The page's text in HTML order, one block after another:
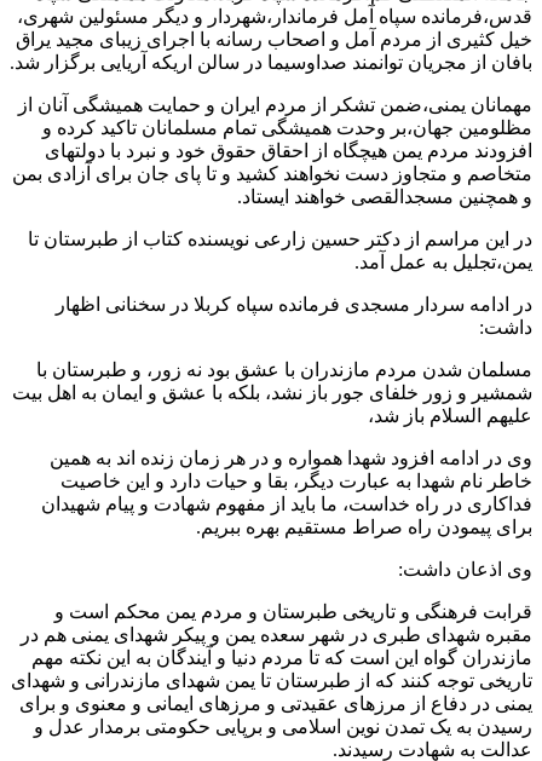
قدس،فرمانده سپاه آمل فرماندار،شهردار و دیگر مسئولین شهری،
خیل کثیری از مردم آمل و اصحاب رسانه با اجرای زیبای مجید یراق
بافان از مجریان توانمند صداوسیما در سالن اریکه آریایی برگزار شد.
مهمانان یمنی،ضمن تشکر از مردم ایران و حمایت همیشگی آنان از
مظلومین جهان،بر وحدت همیشگی تمام مسلمانان تاکید کرده و
افزودند مردم یمن هیچگاه از احقاق حقوق خود و نبرد با دولتهای
متخاصم و متجاوز دست نخواهند کشید و تا پای جان برای آزادی بمن
و همچنین مسجدالقصی خواهند ایستاد.
در این مراسم از دکتر حسین زارعی نویسنده کتاب از طبرستان تا
یمن،تجلیل به عمل آمد.
در ادامه سردار مسجدی فرمانده سپاه کربلا در سخنانی اظهار
داشت:
مسلمان شدن مردم مازندران با عشق بود نه زور، و طبرستان با
شمشیر و زور خلفای جور باز نشد، بلکه با عشق و ایمان به اهل بیت
علیهم السلام باز شد،
وی در ادامه افزود شهدا همواره و در هر زمان زنده اند به همین
خاطر نام شهدا به عبارت دیگر، بقا و حیات دارد و این خاصیت
فداکاری در راه خداست، ما باید از مفهوم شهادت و پیام شهیدان
برای پیمودن راه صراط مستقیم بهره ببریم.
وی اذعان داشت:
قرابت فرهنگی و تاریخی طبرستان و مردم یمن محکم است و
مقبره شهدای طبری در شهر سعده یمن و پیکر شهدای یمنی هم در
مازندران گواه این است که تا مردم دنیا و آیندگان به این نکته مهم
تاریخی توجه کنند که از طبرستان تا یمن شهدای مازندرانی و شهدای
یمنی در دفاع از مرزهای عقیدتی و مرزهای ایمانی و معنوی و برای
رسیدن به یک تمدن نوین اسلامی و برپایی حکومتی برمدار عدل و
عدالت به شهادت رسیدند.